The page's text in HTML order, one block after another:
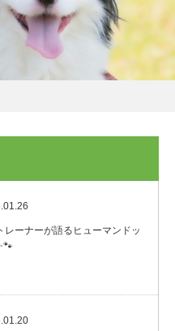
レーナーが語るヒューマンドッ